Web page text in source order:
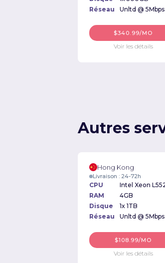
Réseau
Unltd @ 5Mbps
$340.99/MO
Voir les détails
Autres
Hong Kong
Livraison : 24-72h
CPU
RAM
4GB
Disque
1x 1TB
Réseau
Unltd @ 5Mbps
$108.99/MO
Voir les détails